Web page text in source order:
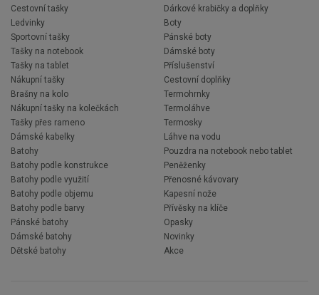
Cestovní tašky
Ledvinky
Sportovní tašky
Tašky na notebook
Tašky na tablet
Nákupní tašky
Brašny na kolo
Nákupní tašky na kolečkách
Tašky přes rameno
Dámské kabelky
Batohy
Batohy podle konstrukce
Batohy podle využití
Batohy podle objemu
Batohy podle barvy
Pánské batohy
Dámské batohy
Dětské batohy
Dárkové krabičky a doplňky
Boty
Pánské boty
Dámské boty
Příslušenství
Cestovní doplňky
Termohrnky
Termoláhve
Termosky
Láhve na vodu
Pouzdra na notebook nebo tablet
Peněženky
Přenosné kávovary
Kapesní nože
Přívěsky na klíče
Opasky
Novinky
Akce